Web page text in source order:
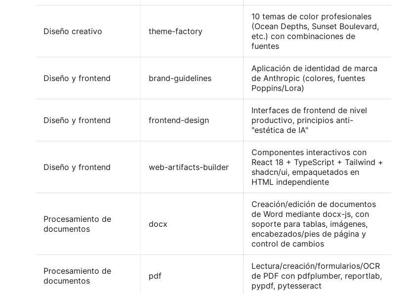
Diseño creativo theme-factory
10 temas de color profesionales
(Ocean Depths, Sunset Boulevard,
etc.) con combinaciones de
fuentes
Diseño y frontend brand-guidelines
Aplicación de identidad de marca
de Anthropic (colores, fuentes
Poppins/Lora)
Diseño y frontend frontend-design
Interfaces de frontend de nivel
productivo, principios anti-
"estética de IA"
Diseño y frontend web-artifacts-builder
Componentes interactivos con
React 18 + TypeScript + Tailwind +
shadcn/ui, empaquetados en
HTML independiente
Procesamiento de
documentos
docx
Creación/edición de documentos
de Word mediante docx-js, con
soporte para tablas, imágenes,
encabezados/pies de página y
control de cambios
Procesamiento de
documentos
pdf
Lectura/creación/formularios/OCR
de PDF con pdfplumber, reportlab,
pypdf, pytesseract